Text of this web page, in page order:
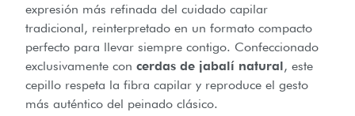
expresión más refinada del cuidado capilar
tradicional, reinterpretado en un formato compacto
perfecto para llevar siempre contigo. Confeccionado
exclusivamente con cerdas de jabalí natural, este
cepillo respeta la fibra capilar y reproduce el gesto
más auténtico del peinado clásico.